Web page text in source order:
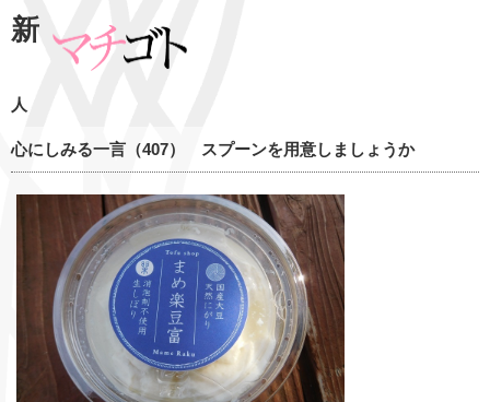
新
人
心にしみる一言（407） スプーンを用意しましょうか